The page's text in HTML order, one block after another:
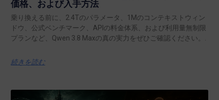
価格、および入手方法
乗り換える前に、2.4Tのパラメータ、1Mのコンテキストウィン
ドウ、公式ベンチマーク、APIの料金体系、および利用量無制限
プランなど、Qwen 3.8 Maxの真の実力をぜひご確認ください。.
続きを読む